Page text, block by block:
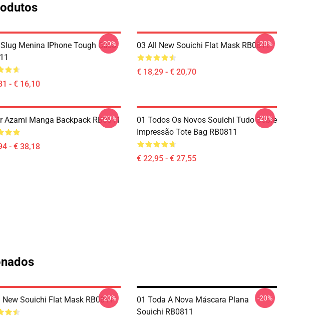
Menina IPhone Tough Caso
- € 16,10
-20% 03 All New Souichi Flat Mask RB0811
€ 18,29 - € 20,70
-20%
Azami Manga Backpack RB0811
- € 38,18
-20%
01 Todos Os Novos Souichi Tudo Sobre
Impressão Tote Bag RB0811
€ 22,95 - € 27,55
-20%
New Souichi Flat Mask RB0811
-20%
01 Toda A Nova Máscara Plana
Souichi RB0811
-20%